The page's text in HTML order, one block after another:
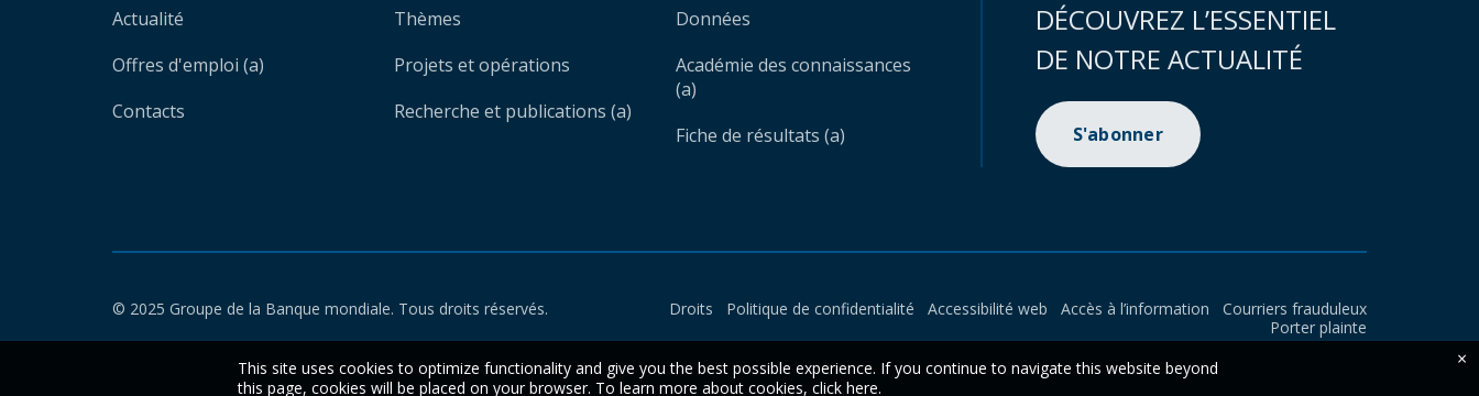
Actualité
Offres d'emploi (a)
Contacts
Thèmes
Projets et opérations
Recherche et publications (a)
Données
Académie des connaissances
(a)
Fiche de résultats (a)
DÉCOUVREZ L’ESSENTIEL
DE NOTRE ACTUALITÉ
S'abonner
© 2025 Groupe de la Banque mondiale. Tous droits réservés. Droits Politique de confidentialité Accessibilité web Accès à l’information
Courriers frauduleux
Porter plainte
This site uses cookies to optimize functionality and give you the best possible experience. If you continue to navigate this website beyond
this page, cookies will be placed on your browser. To learn more about cookies, click here.
×